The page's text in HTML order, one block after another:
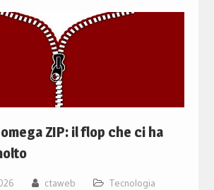
ZIP: il flop che ci ha
ctaweb Tecnologia